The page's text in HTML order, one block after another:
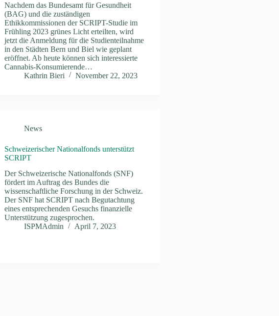
Nachdem das Bundesamt für Gesundheit
(BAG) und die zuständigen
Ethikkommissionen der SCRIPT-Studie im
Frühling 2023 grünes Licht erteilten, wird
jetzt die Anmeldung für die Studienteilnahme
in den Städten Bern und Biel wie geplant
eröffnet. Ab heute können sich interessierte
Cannabis-Konsumierende…
Kathrin Bieri
November 22, 2023
News
Schweizerischer Nationalfonds unterstützt
SCRIPT
Der Schweizerische Nationalfonds (SNF)
fördert im Auftrag des Bundes die
wissenschaftliche Forschung in der Schweiz.
Der SNF hat SCRIPT nach Begutachtung
eines entsprechenden Gesuchs finanzielle
Unterstützung zugesprochen.
ISPMAdmin
April 7, 2023